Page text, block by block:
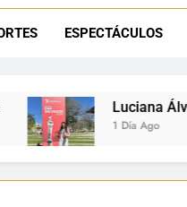
el municipio prepara una
ESPECTÁCULOS
recibió el Premio